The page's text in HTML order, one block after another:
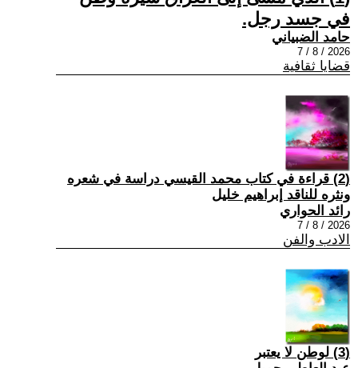
في جسد رجل.
حامد الضبياني
2026 / 8 / 7
قضايا ثقافية
(2) قراءة في كتاب محمد القيسي دراسة في شعره
ونثره للناقد إبراهيم خليل
رائد الحواري
2026 / 8 / 7
الادب والفن
(3) لوطن لا يعتبر